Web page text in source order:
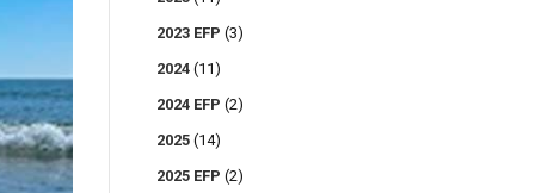
2023 EFP (3)
2024 (11)
2024 EFP (2)
2025 (14)
2025 EFP (2)